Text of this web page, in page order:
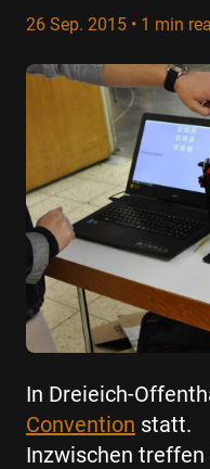
26 Sep. 2015 • 1 min
In Dreieich-
Convention statt.
Inzwischen treffen